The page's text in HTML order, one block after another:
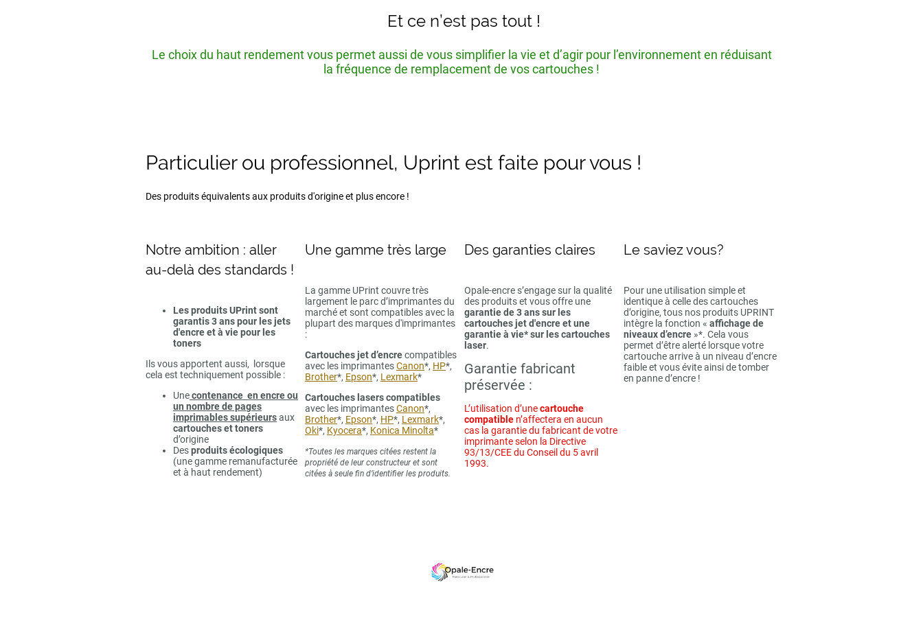
Et ce n’est pas tout !
Le choix du haut rendement vous permet aussi de vous simplifier la vie et d’agir pour l’environnement en réduisant
la fréquence de remplacement de vos cartouches !
Particulier ou professionnel, Uprint est faite pour vous !
Des produits équivalents aux produits d'origine et plus encore !
Notre ambition : aller
au-delà des standards !
Les produits UPrint sont
garantis 3 ans pour les jets
d'encre et à vie pour les
toners
Ils vous apportent aussi, lorsque
cela est techniquement possible :
Unecontenance en encre ou
un nombre de pages
imprimables supérieursaux
cartouches et toners
d’origine
Desproduits écologiques
(une gamme remanufacturée
et à haut rendement)
Une gamme très large
La gamme UPrint couvre très
largement le parc d’imprimantes du
marché et sont compatibles avec la
plupart des marques d'imprimantes
:
Cartouches jet d’encrecompatibles
avec les imprimantesCanon*, HP*,
Brother*, Epson*, Lexmark*
Cartouches lasers compatibles
avec les imprimantesCanon*,
Brother*, Epson*, HP*, Lexmark*,
Oki*, Kyocera*, Konica Minolta*
*Toutes les marques citées restent la
propriété de leur constructeur et sont
citées à seule fin d’identifier les produits.
Des garanties claires
Opale-encre s’engage sur la qualité
des produits et vous offre une
garantie de 3 ans sur les
cartouches jet d'encre et une
garantie à vie* sur les cartouches
laser.
Garantie fabricant
préservée :
L’utilisation d’unecartouche
compatible n’affectera en aucun
cas la garantie du fabricant de votre
imprimante selon la Directive
93/13/CEE du Conseil du 5 avril
1993.
Le saviez vous?
Pour une utilisation simple et
identique à celle des cartouches
d’origine, tous nos produits UPRINT
intègre la fonction « affichage de
niveaux d’encre »*. Cela vous
permet d’être alerté lorsque votre
cartouche arrive à un niveau d’encre
faible et vous évite ainsi de tomber
en panne d’encre !